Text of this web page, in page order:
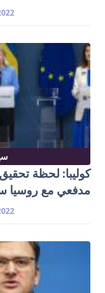
كوليبا: لحظة تحقيق
مدفعي مع روسيا